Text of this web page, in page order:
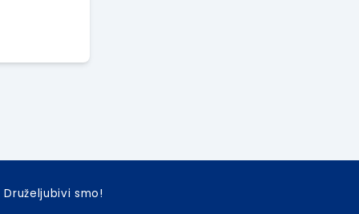
Druželjubivi smo!